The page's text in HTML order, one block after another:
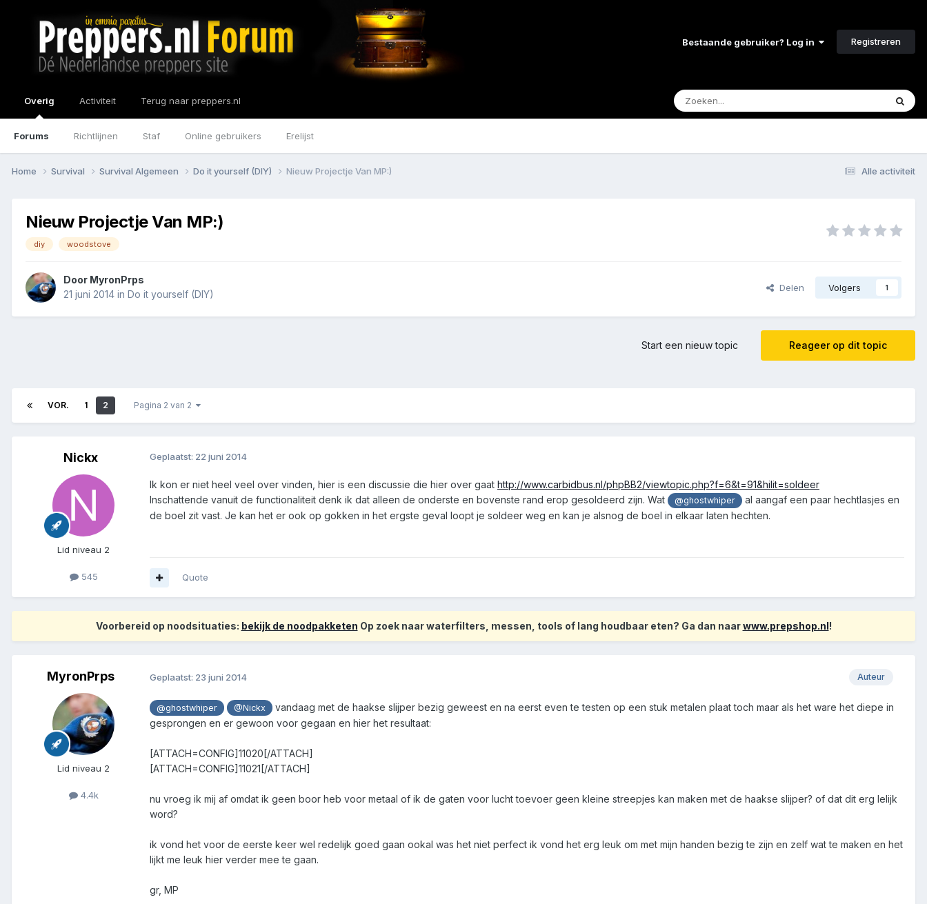
Bestaande gebruiker? Log in Registreren
Overig
Forums Richtlijnen Staf Online gebruikers Erelijst
Activiteit Terug naar preppers.nl
Alle activiteit
Home Survival Survival Algemeen Do it yourself (DIY) Nieuw Projectje Van MP:)
Nieuw Projectje Van MP:)
diy woodstove
Door MyronPrps
21 juni 2014 in Do it yourself (DIY)
Delen Volgers 1
Reageer op dit topic
Start een nieuw topic
VOR. 1 2 Pagina 2 van 2
Nickx
Lid niveau 2
545
Geplaatst: 22 juni 2014
Ik kon er niet heel veel over vinden, hier is een discussie die hier over gaat http://www.carbidbus.nl/phpBB2/viewtopic.php?f=6&t=91&hilit=soldeer
Inschattende vanuit de functionaliteit denk ik dat alleen de onderste en bovenste rand erop gesoldeerd zijn. Wat
@ghostwhiper
al aangaf een paar hechtlasjes en
de boel zit vast. Je kan het er ook op gokken in het ergste geval loopt je soldeer weg en kan je alsnog de boel in elkaar laten hechten.
Quote
Voorbereid op noodsituaties: bekijk de noodpakketen Op zoek naar waterfilters, messen, tools of lang houdbaar eten? Ga dan naarwww.prepshop.nl!
MyronPrps
Lid niveau 2
4.4k
Auteur
Geplaatst: 23 juni 2014
@ghostwhiper @Nickx
vandaag met de haakse slijper bezig geweest en na eerst even te testen op een stuk metalen plaat toch maar als het ware het diepe in
gesprongen en er gewoon voor gegaan en hier het resultaat:
[ATTACH=CONFIG]11020[/ATTACH]
[ATTACH=CONFIG]11021[/ATTACH]
nu vroeg ik mij af omdat ik geen boor heb voor metaal of ik de gaten voor lucht toevoer geen kleine streepjes kan maken met de haakse slijper? of dat dit erg lelijk
word?
ik vond het voor de eerste keer wel redelijk goed gaan ookal was het niet perfect ik vond het erg leuk om met mijn handen bezig te zijn en zelf wat te maken en het
lijkt me leuk hier verder mee te gaan.
gr, MP